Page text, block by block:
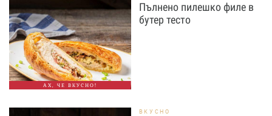
АХ, ЧЕ ВКУСНО!
Пълнено пилешко филе в
бутер тесто
ВКУСНО